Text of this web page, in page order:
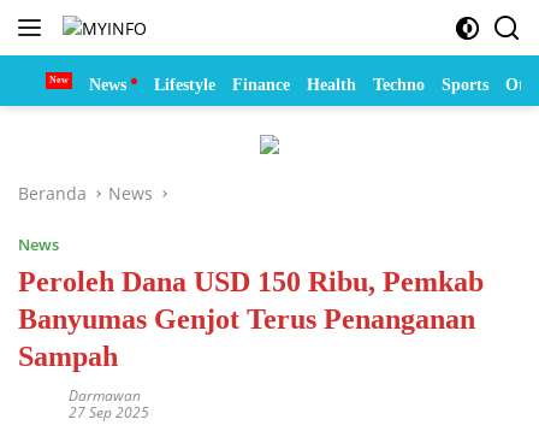
Langsung
Home News Lifestyle Finance Health Techno Sports
Beranda News
News
Peroleh Dana USD 150 Ribu, Pemkab
Banyumas Genjot Terus Penanganan
Sampah
Darmawan
27 Sep 2025